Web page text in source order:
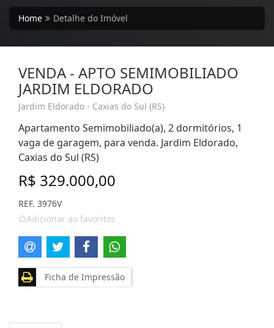
Home Detalhe do Imóvel
VENDA - APTO SEMIMOBILIADO
JARDIM ELDORADO
Jardim Eldorado - Caxias do Sul (RS)
Apartamento Semimobiliado(a), 2 dormitórios, 1
vaga de garagem, para venda. Jardim Eldorado,
Caxias do Sul (RS)
R$ 329.000,00
REF. 3976V
Adicionar ao favoritos
Ficha de Impressão